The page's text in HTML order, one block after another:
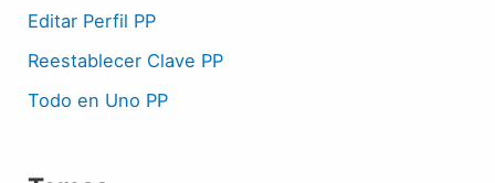
Editar Perfil PP
Reestablecer Clave PP
Todo en Uno PP